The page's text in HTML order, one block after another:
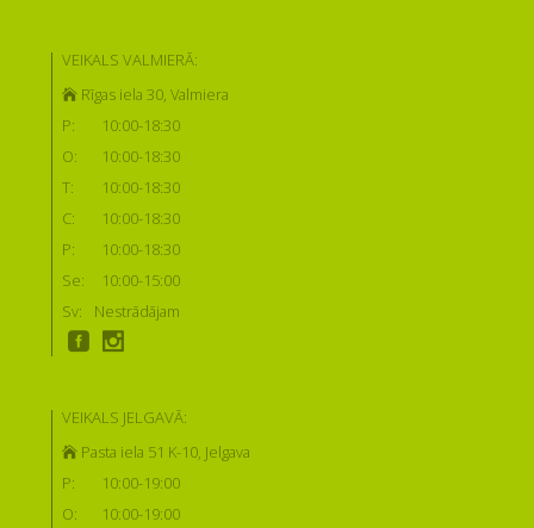
VEIKALS VALMIERĀ:
Rīgas iela 30, Valmiera
P:
10:00-18:30
O:
10:00-18:30
T:
10:00-18:30
C:
10:00-18:30
P:
10:00-18:30
Se:
10:00-15:00
Sv:
Nestrādājam
VEIKALS JELGAVĀ:
Pasta iela 51 K-10, Jelgava
P:
10:00-19:00
O:
10:00-19:00